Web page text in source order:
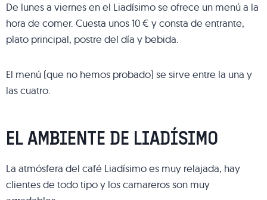
De lunes a viernes en el Liadísimo se ofrece un menú a la
hora de comer. Cuesta unos 10 € y consta de entrante,
plato principal, postre del día y bebida.
El menú (que no hemos probado) se sirve entre la una y
las cuatro.
EL AMBIENTE DE LIADÍSIMO
La atmósfera del café Liadísimo es muy relajada, hay
clientes de todo tipo y los camareros son muy